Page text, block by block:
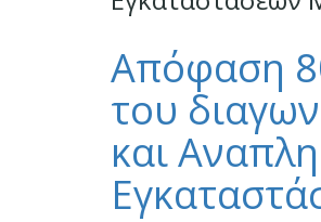
Απόφαση
του
και